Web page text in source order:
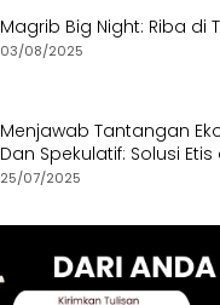
Magrib Big Night: Riba di
03/08/2025
Menjawab Tantangan
Dan Spekulatif: Solusi
25/07/2025